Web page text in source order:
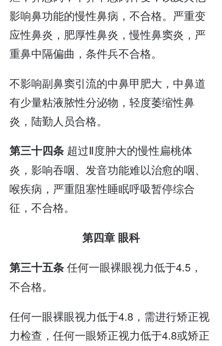
影响鼻功能的慢性鼻病，不合格。严重变
应性鼻炎，肥厚性鼻炎，慢性鼻窦炎，严
重鼻中隔偏曲，条件兵不合格。
不影响副鼻窦引流的中鼻甲肥大，中鼻道
有少量粘液脓性分泌物，轻度萎缩性鼻
炎，陆勤人员合格。
第三十四条 超过Ⅱ度肿大的慢性扁桃体
炎，影响吞咽、发音功能难以治愈的咽、
喉疾病，严重阻塞性睡眠呼吸暂停综合
征，不合格。
第四章 眼科
第三十五条任何一眼裸眼视力低于4.5，
不合格。
任何一眼裸眼视力低于4.8，需进行矫正视
力检查，任何一眼矫正视力低于4.8或矫正